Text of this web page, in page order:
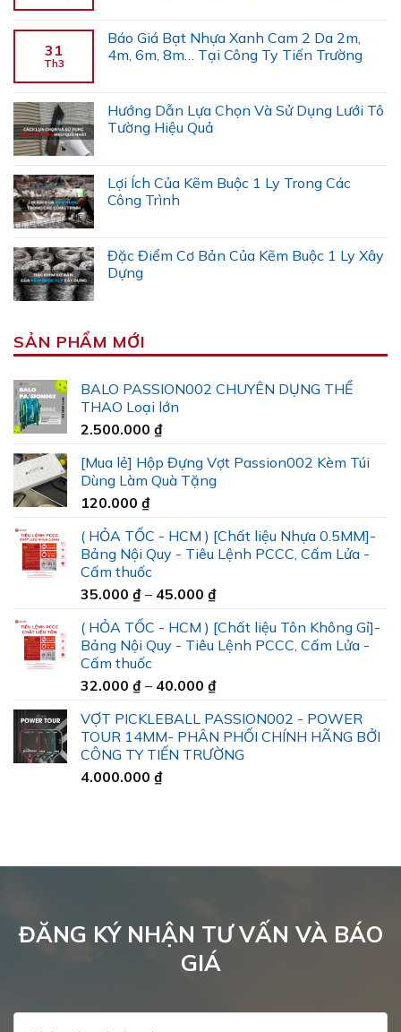
31
Th3
Báo Giá Bạt Nhựa Xanh Cam 2 Da 2m,
4m, 6m, 8m… Tại Công Ty Tiến Trường
Hướng Dẫn Lựa Chọn Và Sử Dụng Lưới Tô
Tường Hiệu Quả
Lợi Ích Của Kẽm Buộc 1 Ly Trong Các
Công Trình
Đặc Điểm Cơ Bản Của Kẽm Buộc 1 Ly Xây
Dựng
SẢN PHẨM MỚI
BALO PASSION002 CHUYÊN DỤNG THỂ
THAO Loại lớn
2.500.000 ₫
[Mua lẻ] Hộp Đựng Vợt Passion002 Kèm Túi
Dùng Làm Quà Tặng
120.000 ₫
( HỎA TỐC - HCM ) [Chất liệu Nhựa 0.5MM]-
Bảng Nội Quy - Tiêu Lệnh PCCC, Cấm Lửa -
Cấm thuốc
35.000 ₫ – 45.000 ₫Khoảng
từ
35.000 ₫
45.000 ₫
( HỎA TỐC - HCM ) [Chất liệu Tôn Không Gỉ]-
Bảng Nội Quy - Tiêu Lệnh PCCC, Cấm Lửa -
Cấm thuốc
32.000 ₫ – 40.000 ₫Khoảng
từ
32.000 ₫
đến
VỢT PICKLEBALL PASSION002 - POWER
TOUR 14MM- PHÂN PHỐI CHÍNH HÃNG BỞI
CÔNG TY TIẾN TRƯỜNG
4.000.000 ₫
ĐĂNG KÝ NHẬN TƯ VẤN VÀ BÁO
GIÁ